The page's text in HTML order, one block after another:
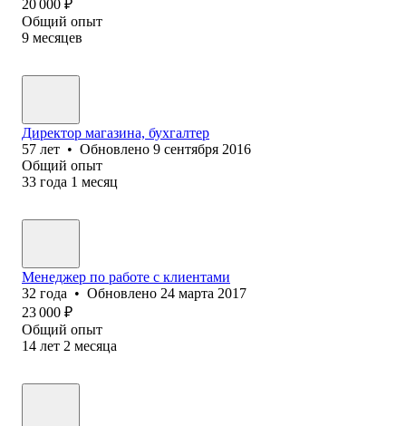
20 000 ₽
Общий опыт
9 месяцев
Директор магазина, бухгалтер
57 лет • Обновлено 9 сентября 2016
Общий опыт
33 года 1 месяц
Менеджер по работе с клиентами
32 года • Обновлено 24 марта 2017
23 000 ₽
Общий опыт
14 лет 2 месяца